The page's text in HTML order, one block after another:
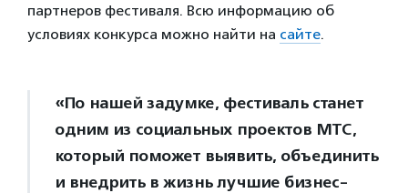
партнеров фестиваля. Всю информацию об
условиях конкурса можно найти на сайте.
«По нашей задумке, фестиваль станет
одним из социальных проектов МТС,
который поможет выявить, объединить
и внедрить в жизнь лучшие бизнес-